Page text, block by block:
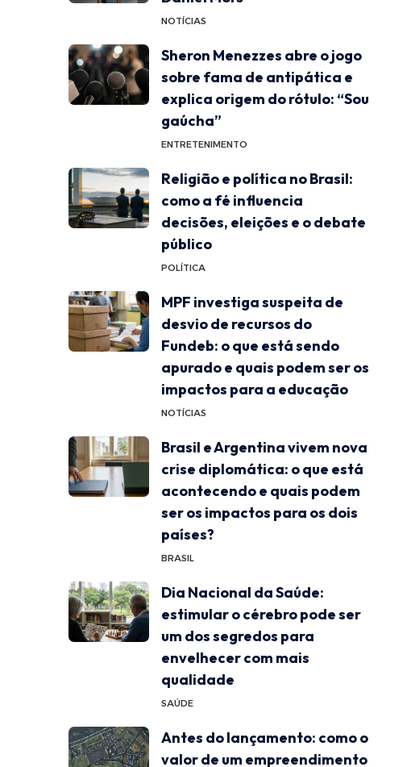
NOTÍCIAS
Sheron Menezzes abre o jogo
sobre fama de antipática e
explica origem do rótulo: “Sou
gaúcha”
ENTRETENIMENTO
Religião e política no Brasil:
como a fé influencia
decisões, eleições e o debate
público
POLÍTICA
MPF investiga suspeita de
desvio de recursos do
Fundeb: o que está sendo
apurado e quais podem ser os
impactos para a educação
NOTÍCIAS
Brasil e Argentina vivem nova
crise diplomática: o que está
acontecendo e quais podem
ser os impactos para os dois
países?
BRASIL
Dia Nacional da Saúde:
estimular o cérebro pode ser
um dos segredos para
envelhecer com mais
qualidade
SAÚDE
Antes do lançamento: como o
valor de um empreendimento